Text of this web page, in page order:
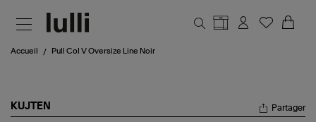
Accueil Pull Col V Oversize Line Noir
KUJTEN Partager